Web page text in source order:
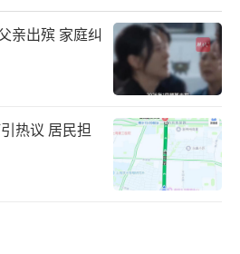
亲出殡 家庭纠
热议 居民担